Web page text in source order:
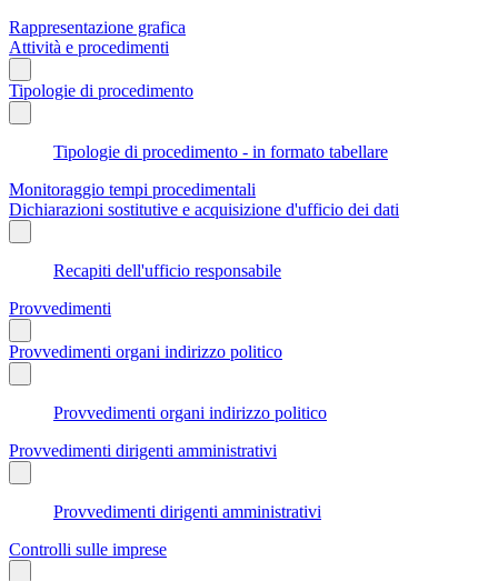
Rappresentazione grafica
Attività e procedimenti
Tipologie di procedimento
Tipologie di procedimento - in formato tabellare
Monitoraggio tempi procedimentali
Dichiarazioni sostitutive e acquisizione d'ufficio dei dati
Recapiti dell'ufficio responsabile
Provvedimenti
Provvedimenti organi indirizzo politico
Provvedimenti organi indirizzo politico
Provvedimenti dirigenti amministrativi
Provvedimenti dirigenti amministrativi
Controlli sulle imprese